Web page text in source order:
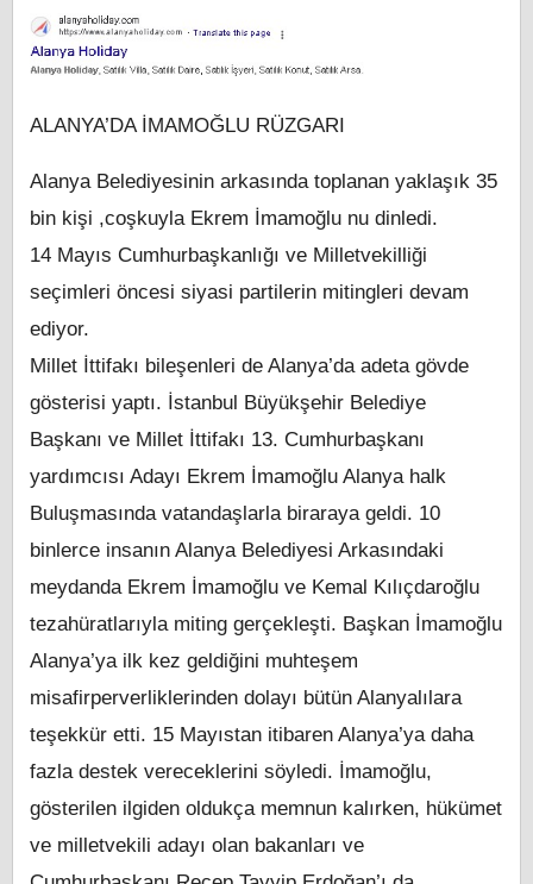
ALANYA’DA İMAMOĞLU RÜZGARI
Alanya Belediyesinin arkasında toplanan yaklaşık 35
bin kişi ,coşkuyla Ekrem İmamoğlu nu dinledi.
14 Mayıs Cumhurbaşkanlığı ve Milletvekilliği
seçimleri öncesi siyasi partilerin mitingleri devam
ediyor.
Millet İttifakı bileşenleri de Alanya’da adeta gövde
gösterisi yaptı. İstanbul Büyükşehir Belediye
Başkanı ve Millet İttifakı 13. Cumhurbaşkanı
yardımcısı Adayı Ekrem İmamoğlu Alanya halk
Buluşmasında vatandaşlarla biraraya geldi. 10
binlerce insanın Alanya Belediyesi Arkasındaki
meydanda Ekrem İmamoğlu ve Kemal Kılıçdaroğlu
tezahüratlarıyla miting gerçekleşti. Başkan İmamoğlu
Alanya’ya ilk kez geldiğini muhteşem
misafirperverliklerinden dolayı bütün Alanyalılara
teşekkür etti. 15 Mayıstan itibaren Alanya’ya daha
fazla destek vereceklerini söyledi. İmamoğlu,
gösterilen ilgiden oldukça memnun kalırken, hükümet
ve milletvekili adayı olan bakanları ve